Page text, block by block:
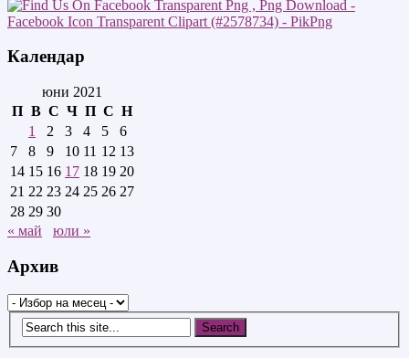
Календар
юни 2021
П В С Ч П С Н
1
2 3 4 5
6
7
8 9 10 11 12 13
14 15 16 17 18 19 20
21 22 23 24 25 26 27
28 29 30
« май
юли »
Архив
Архив